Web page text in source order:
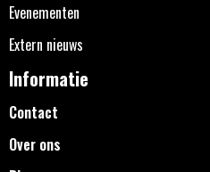
Evenementen
Extern nieuws
Informatie
Contact
Over ons